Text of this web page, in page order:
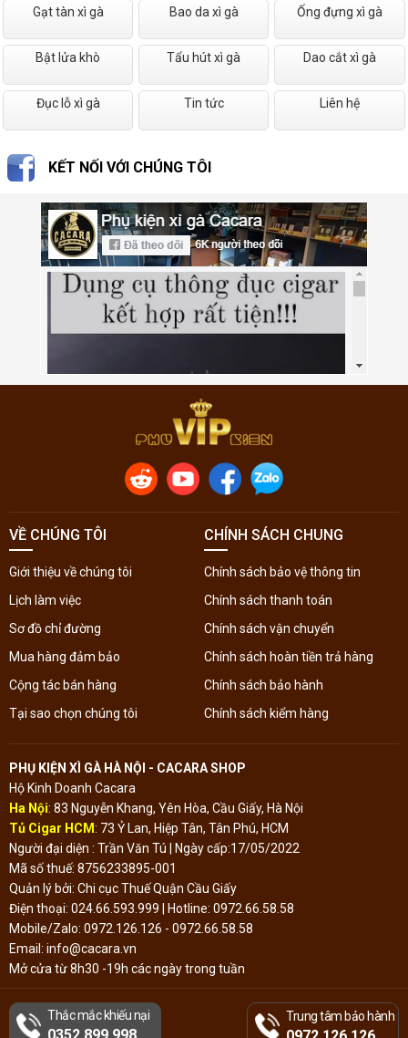
Gạt tàn xì gà Bao da xì gà Ống đựng xì gà
Bật lửa khò Tẩu hút xì gà Dao cắt xì gà
Đục lỗ xì gà Tin tức Liên hệ
KẾT NỐI VỚI CHÚNG TÔI
VỀ CHÚNG TÔI
Giới thiệu về chúng tôi
Lịch làm việc
Sơ đồ chỉ đường
Mua hàng đảm bảo
Cộng tác bán hàng
Tại sao chọn chúng tôi
CHÍNH SÁCH CHUNG
Chính sách bảo vệ thông tin
Chính sách thanh toán
Chính sách vận chuyển
Chính sách hoàn tiền trả hàng
Chính sách bảo hành
Chính sách kiểm hàng
PHỤ KIỆN XÌ GÀ HÀ NỘI - CACARA SHOP
Hộ Kinh Doanh Cacara
Ha Nội: 83 Nguyễn Khang, Yên Hòa, Cầu Giấy, Hà Nội
Tủ Cigar HCM: 73 Ỷ Lan, Hiệp Tân, Tân Phú, HCM
Người đại diện : Trần Văn Tú | Ngày cấp:17/05/2022
Mã số thuế: 8756233895-001
Quản lý bởi: Chi cục Thuế Quận Cầu Giấy
Điện thoại: 024.66.593.999 | Hotline: 0972.66.58.58
Mobile/Zalo: 0972.126.126 - 0972.66.58.58
Email: info@cacara.vn
Mở cửa từ 8h30 -19h các ngày trong tuần
Thắc mắc khiếu nại Trung tâm bảo hành
Đã thông báo Bộ
Công Thương